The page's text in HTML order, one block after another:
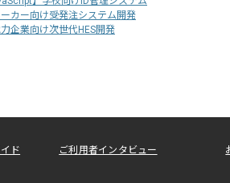
ーカー向け受発注システム開発
力企業向け次世代HES開発
ド ご利用者インタビュー